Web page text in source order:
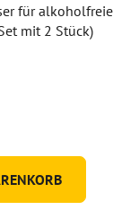
für alkoholfreie
mit 2 Stück)